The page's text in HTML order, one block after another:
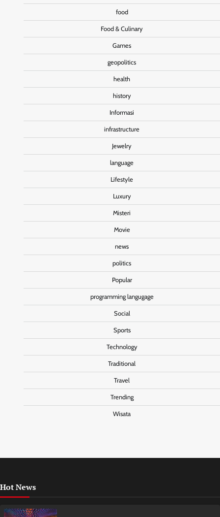
food
Food & Culinary
Games
geopolitics
health
history
Informasi
infrastructure
Jewelry
language
Lifestyle
Luxury
Misteri
Movie
news
politics
Popular
programming langugage
Social
Sports
Technology
Traditional
Travel
Trending
Wisata
Hot News